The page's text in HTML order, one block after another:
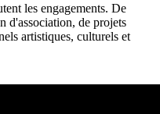
les engagements. De
d'association, de projets
artistiques, culturels et